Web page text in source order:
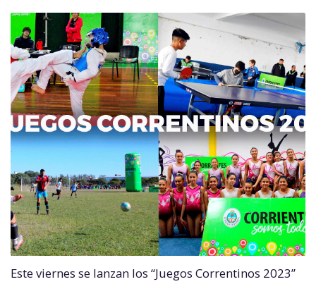
Este viernes se lanzan los “Juegos Correntinos 2023”